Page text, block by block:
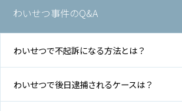
わいせつ事件のQ&A
わいせつで不起訴になる方法とは？
わいせつで後日逮捕されるケースは？